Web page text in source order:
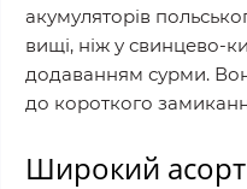
акумуляторів
вищі, ніж у свинцево-
додаванням сурми.
до короткого
Широкий